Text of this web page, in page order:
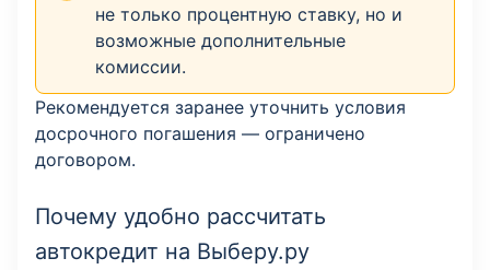
не только процентную ставку, но и
возможные дополнительные
комиссии.
Рекомендуется заранее уточнить условия
досрочного погашения — ограничено
договором.
Почему удобно рассчитать
автокредит на Выберу.ру